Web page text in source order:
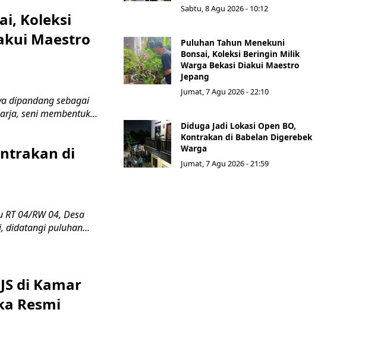
Koleksi
Maestro
dipandang sebagai
seni membentuk...
di
04/RW 04, Desa
didatangi puluhan...
di Kamar
Resmi
Sabtu, 8 Agu 2026 - 10:12
Puluhan Tahun Menekuni
Bonsai, Koleksi Beringin Milik
Warga Bekasi Diakui Maestro
Jepang
Jumat, 7 Agu 2026 - 22:10
Diduga Jadi Lokasi Open BO,
Kontrakan di Babelan Digerebek
Warga
Jumat, 7 Agu 2026 - 21:59